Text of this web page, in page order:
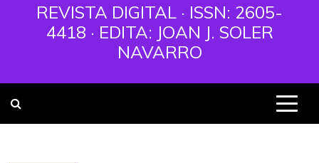
REVISTA DIGITAL · ISSN: 2605-
4418 · EDITA: JOAN J. SOLER
NAVARRO